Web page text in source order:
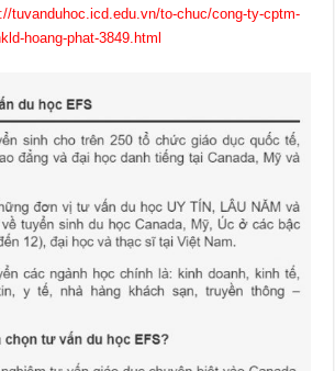
tuvanduhoc.icd.edu.vn/to-chuc/cong-ty-cptm-
hoang-phat-3849.html